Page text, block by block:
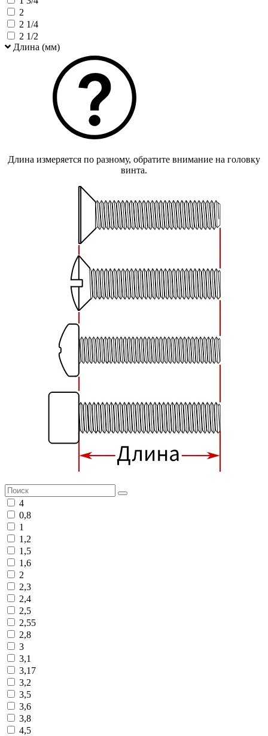
2
2 1/4
2 1/2
Длина (мм)
Длина измеряется по разному, обратите внимание на головку
винта.
4
0,8
1
1,2
1,5
1,6
2
2,3
2,4
2,5
2,55
2,8
3
3,1
3,17
3,2
3,5
3,6
3,8
4,5